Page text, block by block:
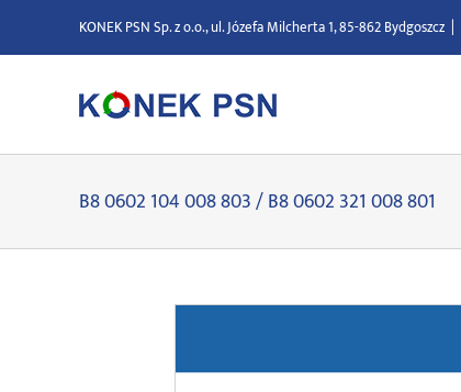
zawartości
KONEK PSN Sp. z o.o., ul. Józefa Milcherta 1, 85-862 Bydgoszcz |
B8 0602 104 008 803 / B8 0602 321 008 801